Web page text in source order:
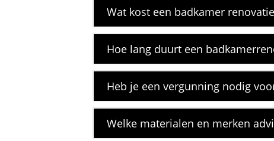
Wat kost een badkamer
Hoe lang duurt een
Heb je een vergunning nodig
Welke materialen en merken